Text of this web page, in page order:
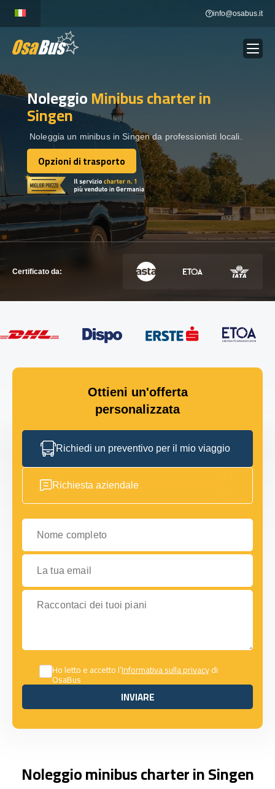
content
info@osabus.it
NOLEGGIO AUTOBUS Show dropdown
DESTINAZIONI
FLOTTA
METTITI IN CONTATTO
METTITI IN CONTATTO
NoleggioMinibus charterin
Singen
Noleggia un minibus in Singen da professionisti locali.
Opzioni di trasporto
Opzioni di trasporto
Certificato da:
Ottieni un'offerta
personalizzata
Richiedi un preventivo per il mio viaggio
Richiesta aziendale
Nome completo
La tua email
Raccontaci dei tuoi piani
Ho letto e accetto l’Informativa sulla privacydi
OsaBus
INVIARE
INVIARE
Noleggio minibus charter in Singen